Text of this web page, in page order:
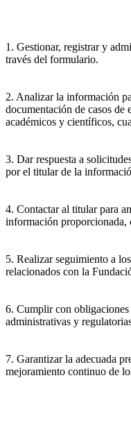
1. Gestionar, registrar y
través del formulario.
2. Analizar la información
documentación de casos de
académicos y científicos,
3. Dar respuesta a
por el titular de la
4. Contactar al titular para
información proporcionada,
5. Realizar seguimiento a
relacionados con la
6. Cumplir con obligaciones
administrativas y
7. Garantizar la adecuada
mejoramiento continuo de